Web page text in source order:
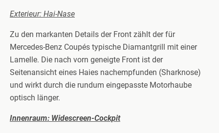
Exterieur: Hai-Nase
Zu den markanten Details der Front zählt der für
Mercedes-Benz Coupés typische Diamantgrill mit einer
Lamelle. Die nach vorn geneigte Front ist der
Seitenansicht eines Haies nachempfunden (Sharknose)
und wirkt durch die rundum eingepasste Motorhaube
optisch länger.
Innenraum: Widescreen-Cockpit